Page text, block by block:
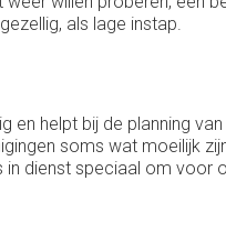
als lage instap.
en helpt bij de planning
soms wat moeilijk
dienst speciaal om voor